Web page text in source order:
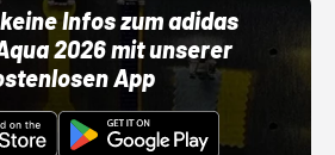
Infos zum adidas
2026 mit unserer
App